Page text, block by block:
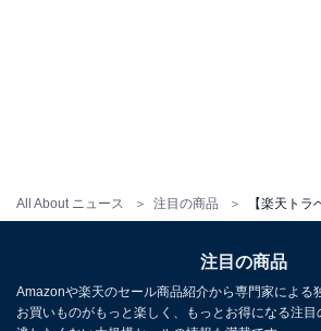
All About ニュース 注目の商品
注目の商品
Amazonや楽天のセール商品紹介から専門家による
お買いものがもっと楽しく、もっとお得になる注